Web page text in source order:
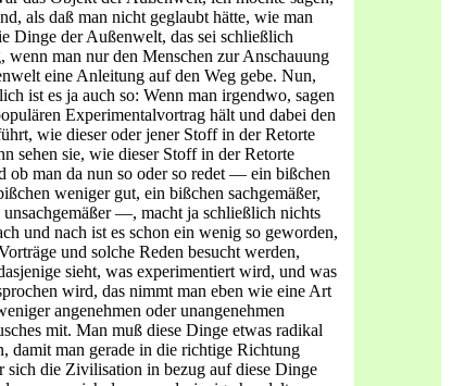
als daß man nicht geglaubt hätte, wie man
Dinge der Außenwelt, das sei schließlich
wenn man nur den Menschen zur Anschauung
eine Anleitung auf den Weg gebe. Nun,
ist es ja auch so: Wenn man irgendwo, sagen
Experimen­talvortrag hält und dabei den
wie dieser oder jener Stoff in der Retorte
sehen sie, wie dieser Stoff in der Retorte
ob man da nun so oder so redet — ein bißchen
weniger gut, ein bißchen sachgemäßer,
unsachgemäßer —, macht ja schließlich nichts
und nach ist es schon ein wenig so geworden,
und solche Reden besucht werden,
sieht, was experimentiert wird, und was
wird, das nimmt man eben wie eine Art
angenehmen oder unangenehmen
mit. Man muß diese Dinge etwas radikal
damit man gerade in die richtige Richtung
sich die Zivilisation in bezug auf diese Dinge